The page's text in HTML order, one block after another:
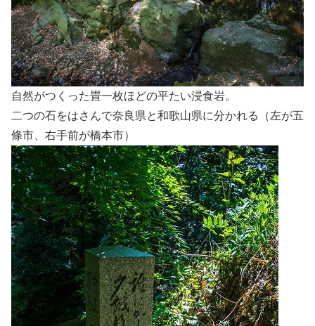
自然がつくった畳一枚ほどの平たい浸食岩。
二つの石をはさんで奈良県と和歌山県に分かれる（左が五
條市、右手前が橋本市）